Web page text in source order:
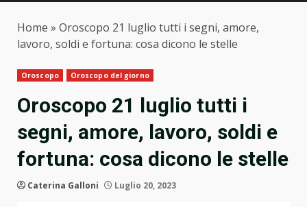
Home » Oroscopo 21 luglio tutti i segni, amore,
lavoro, soldi e fortuna: cosa dicono le stelle
Oroscopo Oroscopo del giorno
Oroscopo 21 luglio tutti i
segni, amore, lavoro, soldi e
fortuna: cosa dicono le stelle
Caterina Galloni Luglio 20, 2023